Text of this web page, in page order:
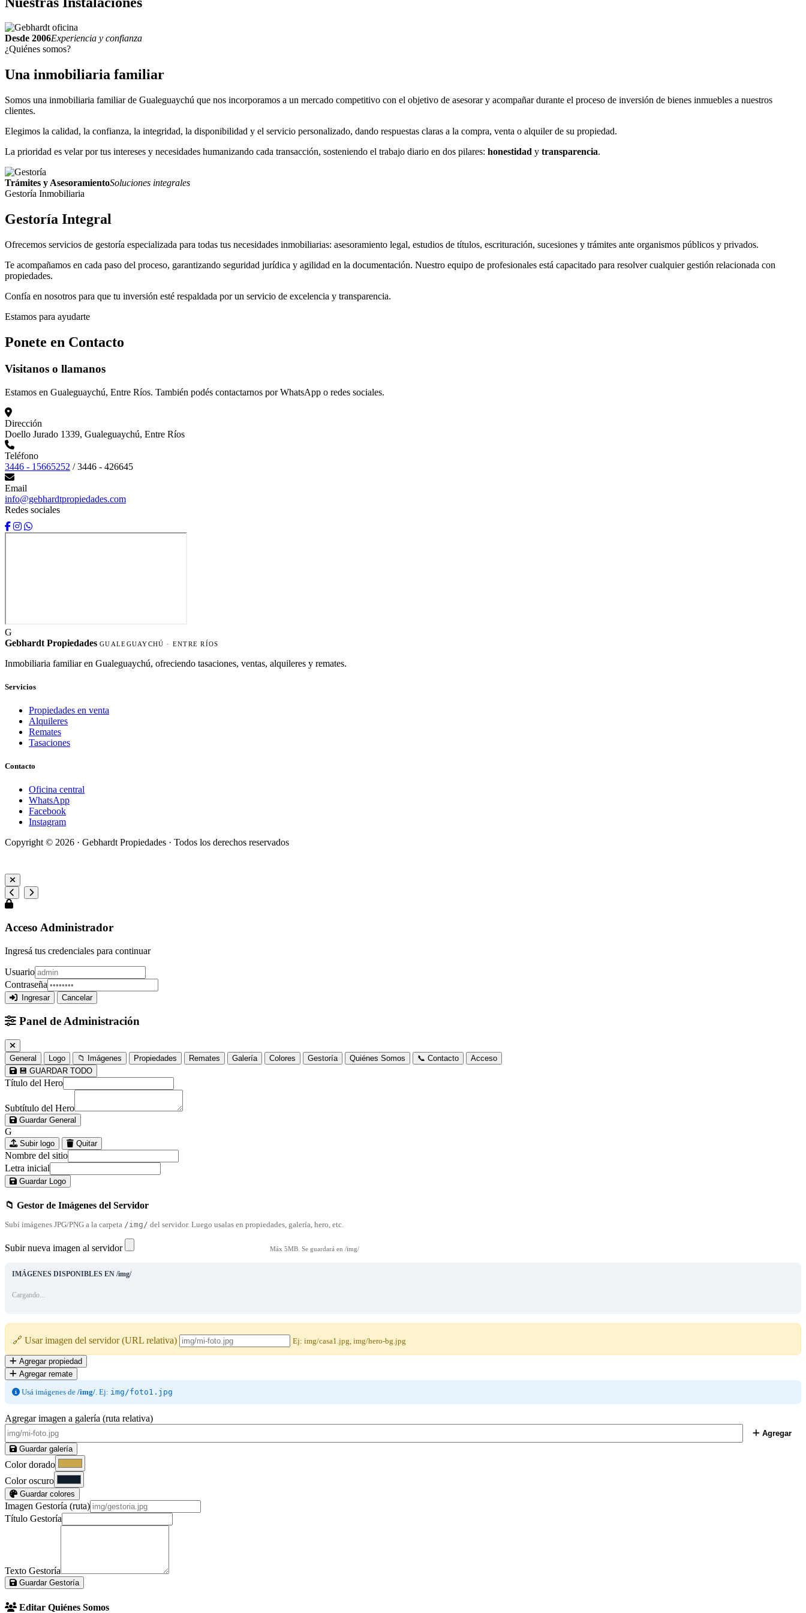
Desde 2006Experiencia y confianza
¿Quiénes somos?
Una inmobiliaria familiar
Somos una inmobiliaria familiar de Gualeguaychú que nos incorporamos a un mercado competitivo con el objetivo de asesorar y acompañar durante el proceso de inversión de bienes inmuebles a nuestros
clientes.
Elegimos la calidad, la confianza, la integridad, la disponibilidad y el servicio personalizado, dando respuestas claras a la compra, venta o alquiler de su propiedad.
La prioridad es velar por tus intereses y necesidades humanizando cada transacción, sosteniendo el trabajo diario en dos pilares: honestidad y transparencia.
Trámites y AsesoramientoSoluciones integrales
Gestoría Inmobiliaria
Gestoría Integral
Ofrecemos servicios de gestoría especializada para todas tus necesidades inmobiliarias: asesoramiento legal, estudios de títulos, escrituración, sucesiones y trámites ante organismos públicos y privados.
Te acompañamos en cada paso del proceso, garantizando seguridad jurídica y agilidad en la documentación. Nuestro equipo de profesionales está capacitado para resolver cualquier gestión relacionada con
propiedades.
Confía en nosotros para que tu inversión esté respaldada por un servicio de excelencia y transparencia.
Estamos para ayudarte
Ponete en Contacto
Visitanos o llamanos
Estamos en Gualeguaychú, Entre Ríos. También podés contactarnos por WhatsApp o redes sociales.
Dirección
Doello Jurado 1339, Gualeguaychú, Entre Ríos
Teléfono
3446 - 15665252 /3446 - 426645
Email
info@gebhardtpropiedades.com
Redes sociales
G
Gebhardt Propiedades GUALEGUAYCHÚ · ENTRE RÍOS
Inmobiliaria familiar en Gualeguaychú, ofreciendo tasaciones, ventas, alquileres y remates.
Servicios
Propiedades en venta
Alquileres
Remates
Tasaciones
Contacto
Oficina central
WhatsApp
Facebook
Instagram
Copyright © 2026 · Gebhardt Propiedades · Todos los derechos reservados
Acceso Administrador
Ingresá tus credenciales para continuar
Usuario
Contraseña
Ingresar Cancelar
Panel de Administración
General Logo 📁 Imágenes Propiedades Remates Galería Colores Gestoría Quiénes Somos 📞 Contacto
Acceso
💾 GUARDAR TODO
Título del Hero
Subtítulo del Hero
Guardar General
G
Subir logo Quitar
Nombre del sitio
Letra inicial
Guardar Logo
📁 Gestor de Imágenes del Servidor
Subí imágenes JPG/PNG a la carpeta /img/ del servidor. Luego usalas en propiedades, galería, hero, etc.
Subir nueva imagen al servidor Máx 5MB. Se guardará en /img/
IMÁGENES DISPONIBLES EN /img/
Cargando...
🔗 Usar imagen del servidor (URL relativa) Ej: img/casa1.jpg, img/hero-bg.jpg
Agregar propiedad
Agregar remate
Usá imágenes de /img/. Ej: img/foto1.jpg
Agregar imagen a galería (ruta relativa)
Agregar
Guardar galería
Color dorado
Color oscuro
Guardar colores
Imagen Gestoría (ruta)
Título Gestoría
Texto Gestoría
Guardar Gestoría
Editar Quiénes Somos